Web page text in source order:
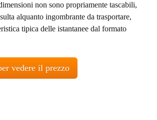
non sono propriamente tascabili,
alquanto ingombrante da trasportare,
tipica delle istantanee dal formato
vedere il prezzo